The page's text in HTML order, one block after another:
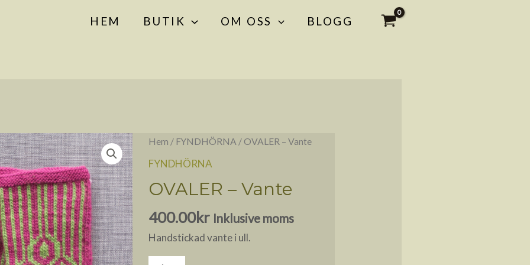
HEM BUTIK OM OSS BLOGG
Hem / FYNDHÖRNA / OVALER – Vante
FYNDHÖRNA
OVALER – Vante
400.00kr Inklusive moms
Handstickad vante i ull.
OVALER
-
mängd